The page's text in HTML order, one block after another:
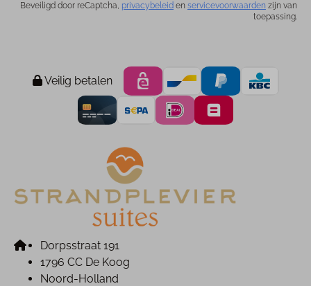
Beveiligd door reCaptcha, privacybeleid en servicevoorwaarden zijn van
toepassing.
Veilig betalen
Dorpsstraat 191
1796 CC De Koog
Noord-Holland